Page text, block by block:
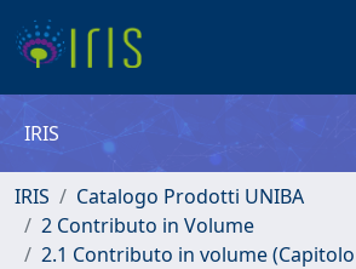
IRIS
IRIS
Catalogo Prodotti UNIBA
2 Contributo in Volume
2.1 Contributo in volume